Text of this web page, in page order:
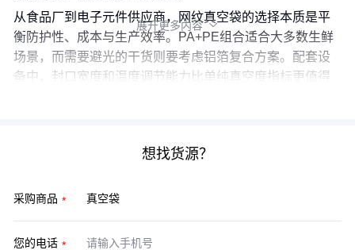
从食品厂到电子元件供应商，网纹真空袋的选择本质是平
衡防护性、成本与生产效率。PA+PE组合适合大多数生鲜
场景，而需要避光的干货则要考虑铝箔复合方案。配套设
备中，封口宽度和温度调节能力比单纯真空度指标更值得
展开更多内容 
想找货源？
采购商品
您的电话